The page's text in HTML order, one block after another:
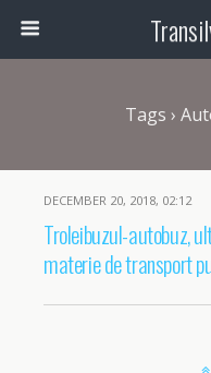
Tags ›
DECEMBER 20, 2018, 02:12
Troleibuzul-autobuz,
materie de transport